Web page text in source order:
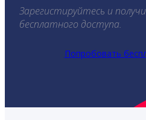
Зарегистируйтесь и
бесплатного доступа.
Попробовать